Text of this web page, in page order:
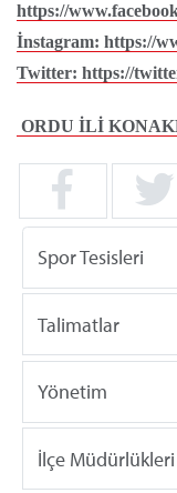
https://
İnstagram: https://
Twitter: https://
ORDU İLİ
Spor Tesisleri
Talimatlar
Yönetim
İlçe Müdürlükleri